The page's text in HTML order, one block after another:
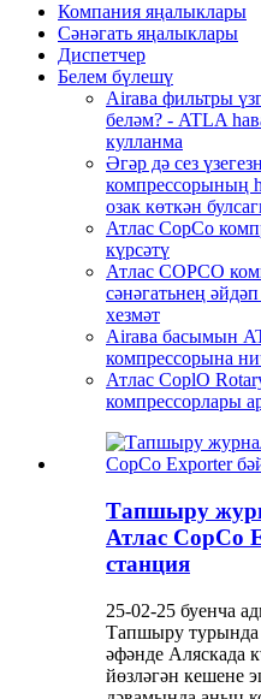
Компания яңалыклары
Сәнәгать яңалыклары
Диспетчер
Белем бүлешү
Airава фильтры
беләм? - ATLA
кулланма
Әгәр дә сез
компрессорының
озак көткән
Атлас CopCo
күрсәтү
Атлас COPCO
сәнәгатьнең
хезмәт
Airава басымын
компрессорына
Атлас CoplO
компрессорлары
Тапшыру
Атлас CopCo
станция
25-02-25 буенча
Тапшыру турында
әфәнде Аляскада
йөзләгән кешене